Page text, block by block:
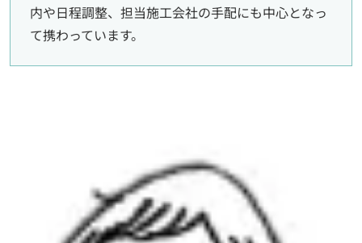
内や日程調整、担当施工会社の手配にも中心となっ
て携わっています。